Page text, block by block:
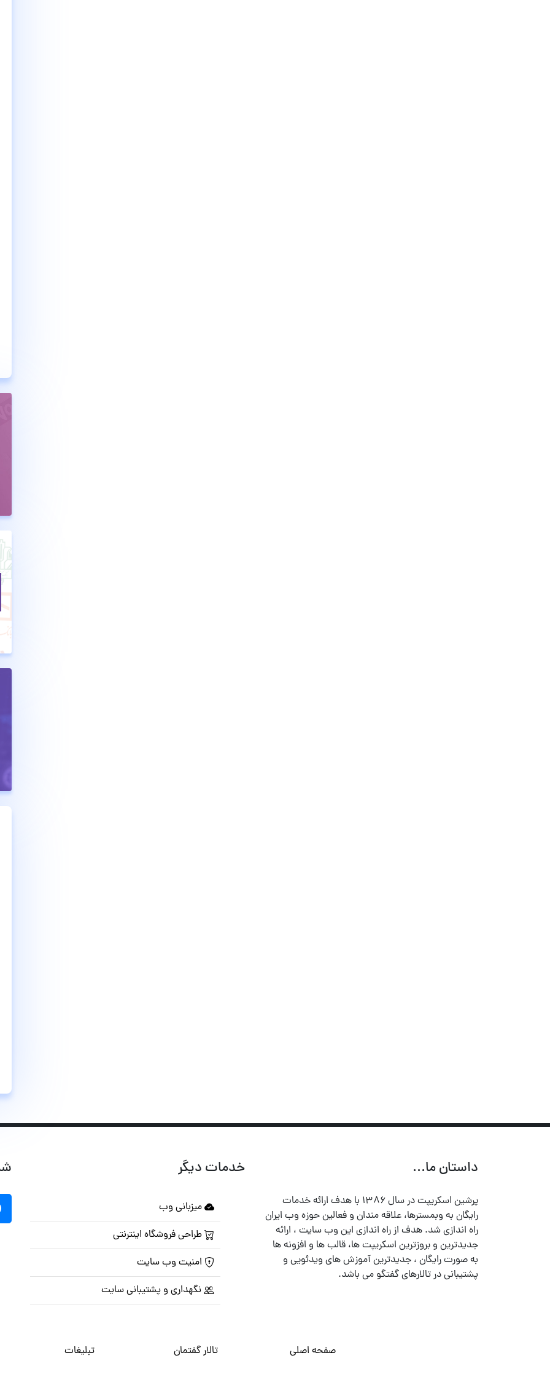
داستان ما...
پرشین اسکریپت در سال ۱۳۸۶ با هدف ارائه خدمات
رایگان به وبمسترها، علاقه مندان و فعالین حوزه وب ایران
راه اندازی شد. هدف از راه اندازی این وب سایت ، ارائه
جدیدترین و بروزترین اسکریپت ها، قالب ها و افزونه ها
به صورت رایگان ، جدیدترین آموزش های ویدئویی و
پشتیبانی در تالارهای گفتگو می باشد.
خدمات دیگر
میزبانی وب
طراحی فروشگاه اینترنتی
امنیت وب سایت
نگهداری و پشتیبانی سایت
صفحه اصلی تالار گفتمان تبلیغات